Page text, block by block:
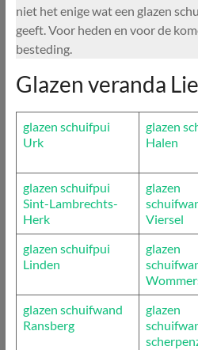
niet het enige wat een glazen
geeft. Voor heden en voor de
besteding.
Glazen veranda
glazen schuifpui
Urk
glazen
Halen
glazen schuifpui
Sint-Lambrechts-
Herk
glazen
Viersel
glazen schuifpui
Linden
glazen
glazen schuifwand
Ransberg
glazen